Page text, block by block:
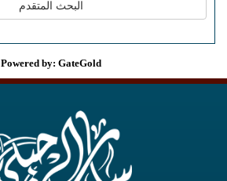
Powered by: GateGold